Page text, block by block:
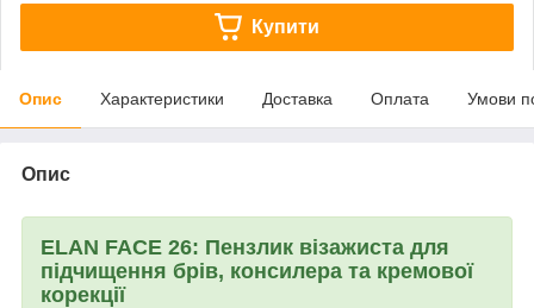
Купити
Опис Характеристики Доставка Оплата Умови
Опис
ELAN FACE 26: Пензлик візажиста для
підчищення брів, консилера та кремової
корекції